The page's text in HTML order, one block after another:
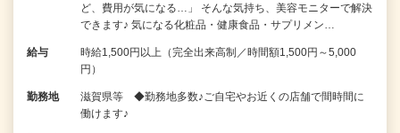
ど、費用が気になる…」 そんな気持ち、美容モニターで解決
できます♪ 気になる化粧品・健康食品・サプリメン…
給与
時給1,500円以上（完全出来高制／時間額1,500円～5,000
円）
勤務地
滋賀県等 ◆勤務地多数♪ご自宅やお近くの店舗で間時間に
働けます♪